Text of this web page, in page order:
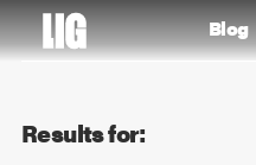
Blog
Results for: